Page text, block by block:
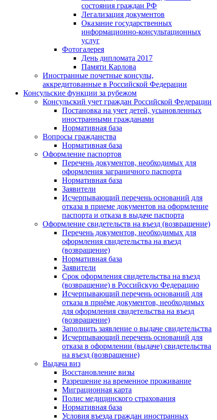
состояния граждан РФ
Легализация документов
Оказание государственных
информационно-консультационных
услуг
Фотогалерея
День дипломата 2017
Памяти Карлова
Иностранные почетные консулы,
аккредитованные в Российской Федерации
Консульские функции за рубежом
Консульский учет граждан Российской Федерации
Постановка на учет детей, усыновленных
иностранными гражданами
Нормативная база
Вопросы гражданства
Нормативная база
Оформление паспортов
Перечень документов, необходимых для
оформления заграничного паспорта
Нормативная база
Заявители
Исчерпывающий перечень оснований для
отказа в приеме документов на оформление
паспорта и отказа в выдаче паспорта
Оформление свидетельств на въезд (возвращение)
Перечень документов, необходимых для
оформления свидетельства на въезд
(возвращение)
Нормативная база
Заявители
Срок оформления свидетельства на въезд
(возвращение) в Российскую Федерацию
Исчерпывающий перечень оснований для
отказа в приёме документов, необходимых
для оформления свидетельства на въезд
(возвращение)
Заполнить заявление о выдаче свидетельства
Исчерпывающий перечень оснований для
отказа в оформлении (выдаче) свидетельства
на въезд (возвращение)
Выдача виз
Восстановление визы
Разрешение на временное проживание
Миграционная карта
Полис медицинского страхования
Нормативная база
Условия въезда граждан иностранных